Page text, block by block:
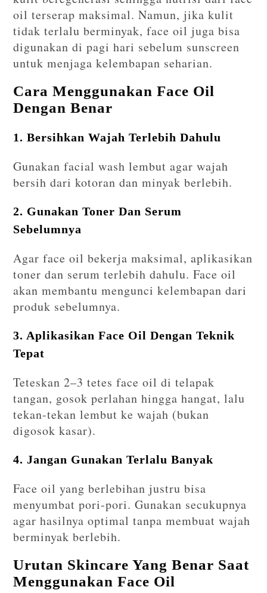
oil terserap maksimal. Namun, jika kulit
tidak terlalu berminyak, face oil juga bisa
digunakan di pagi hari sebelum sunscreen
untuk menjaga kelembapan seharian.
Cara Menggunakan Face Oil
Dengan Benar
1. Bersihkan Wajah Terlebih Dahulu
Gunakan facial wash lembut agar wajah
bersih dari kotoran dan minyak berlebih.
2. Gunakan Toner Dan Serum
Sebelumnya
Agar face oil bekerja maksimal, aplikasikan
toner dan serum terlebih dahulu. Face oil
akan membantu mengunci kelembapan dari
produk sebelumnya.
3. Aplikasikan Face Oil Dengan Teknik
Tepat
Teteskan 2–3 tetes face oil di telapak
tangan, gosok perlahan hingga hangat, lalu
tekan-tekan lembut ke wajah (bukan
digosok kasar).
4. Jangan Gunakan Terlalu Banyak
Face oil yang berlebihan justru bisa
menyumbat pori-pori. Gunakan secukupnya
agar hasilnya optimal tanpa membuat wajah
berminyak berlebih.
Urutan Skincare Yang Benar Saat
Menggunakan Face Oil